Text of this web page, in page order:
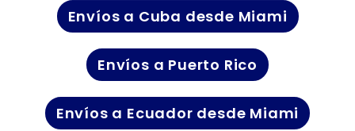
Envíos a Cuba desde Miami
Envíos a Puerto Rico
Envíos a Ecuador desde Miami